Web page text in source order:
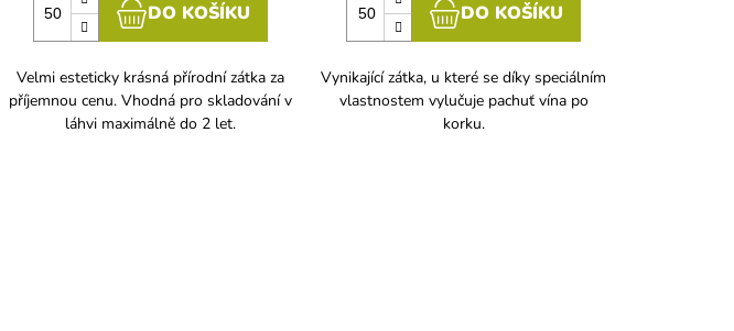
DO KOŠÍKU
Velmi esteticky krásná přírodní zátka za
příjemnou cenu. Vhodná pro skladování v
láhvi maximálně do 2 let.
DO KOŠÍKU
Vynikající zátka, u které se díky speciálním
vlastnostem vylučuje pachuť vína po
korku.